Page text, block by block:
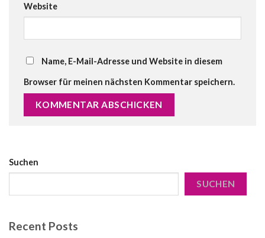
Website
Name, E-Mail-Adresse und Website in diesem
Browser für meinen nächsten Kommentar speichern.
Suchen
SUCHEN
Recent Posts